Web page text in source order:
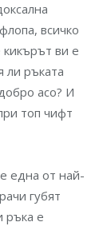
всичко
ви е
ли ръката
асо? И
топ чифт
една от най-
губят
ръка е